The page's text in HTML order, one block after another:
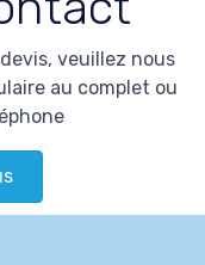
veuillez nous
au complet ou